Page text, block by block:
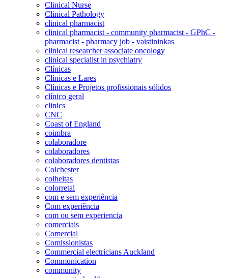
Clinical Nurse
Clinical Pathology
clinical pharmacist
clinical pharmacist - community pharmacist - GPhC -
pharmacist - pharmacy job - vaistininkas
clinical researcher associate oncology
clinical specialist in psychiatry
Clínicas
Clínicas e Lares
Clínicas e Projetos profissionais sólidos
clínico geral
clinics
CNC
Coast of England
coimbra
colaboradore
colaboradores
colaboradores dentistas
Colchester
colheitas
colorretal
com e sem experiência
Com experiência
com ou sem experiencia
comerciais
Comercial
Comissionistas
Commercial electricians Auckland
Communication
community